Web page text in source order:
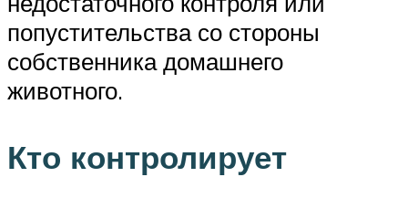
попустительства со стороны
собственника домашнего
животного.
Кто контролирует